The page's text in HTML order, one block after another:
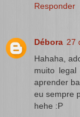
Responder
Débora 27
Hahaha,
muito
aprender
eu sempre
hehe :P